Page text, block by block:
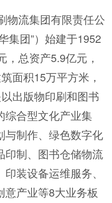
流集团有限责任公
集团”）始建于1952
，总资产5.9亿元，
面积15万平方米，
出版物印刷和图书
综合型文化产业集
与制作、绿色数字化
印制、图书仓储物流
装设备运维服务、
产业等8大业务板